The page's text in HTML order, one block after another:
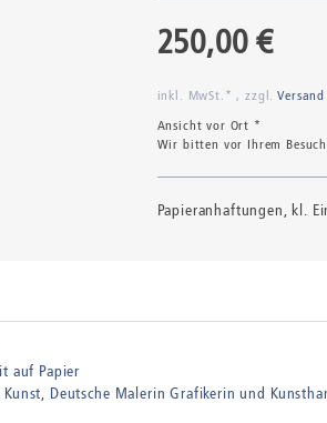
250,00 €
inkl. MwSt.* , zzgl.Versand
Ansicht vor Ort *
Wir bitten vor Ihrem
Papieranhaftungen, kl.
auf Papier
Kunst Deutsche Malerin Grafikerin und